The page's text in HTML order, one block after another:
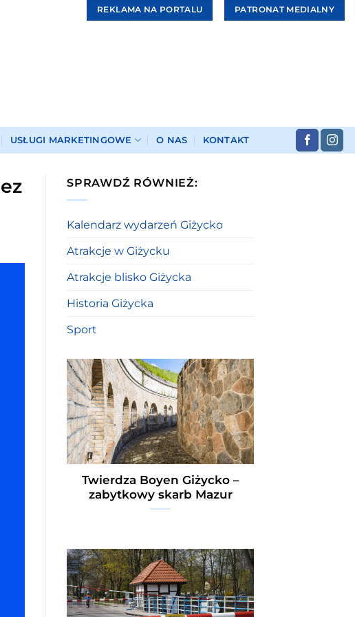
REKLAMA NA PORTALU PATRONAT MEDIALNY
USŁUGI MARKETINGOWE O NAS KONTAKT
SPRAWDŹ RÓWNIEŻ:
Kalendarz wydarzeń Giżycko
Atrakcje w Giżycku
Atrakcje blisko Giżycka
Historia Giżycka
Sport
Twierdza Boyen Giżycko –
zabytkowy skarb Mazur